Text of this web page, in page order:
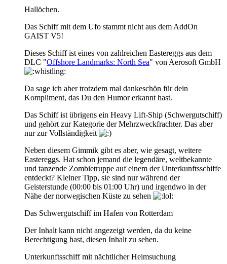
Hallöchen.
Das Schiff mit dem Ufo stammt nicht aus dem AddOn
GAIST V5!
Dieses Schiff ist eines von zahlreichen Eastereggs aus dem
DLC "Offshore Landmarks: North Sea" von Aerosoft GmbH
Da sage ich aber trotzdem mal dankeschön für dein
Kompliment, das Du den Humor erkannt hast.
Das Schiff ist übrigens ein Heavy Lift-Ship (Schwergutschiff)
und gehört zur Kategorie der Mehrzweckfrachter. Das aber
nur zur Vollständigkeit
Neben diesem Gimmik gibt es aber, wie gesagt, weitere
Eastereggs. Hat schon jemand die legendäre, weltbekannte
und tanzende Zombietruppe auf einem der Unterkunftsschiffe
entdeckt? Kleiner Tipp, sie sind nur während der
Geisterstunde (00:00 bis 01:00 Uhr) und irgendwo in der
Nähe der norwegischen Küste zu sehen
Das Schwergutschiff im Hafen von Rotterdam
Der Inhalt kann nicht angezeigt werden, da du keine
Berechtigung hast, diesen Inhalt zu sehen.
Unterkunftsschiff mit nächtlicher Heimsuchung